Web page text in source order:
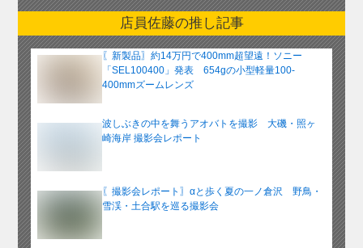
ー
カ
イ
ブ
店員佐藤の推し記事
〖新製品〗約14万円で400mm超望遠！ソニー
「SEL100400」発表 654gの小型軽量100-
400mmズームレンズ
波しぶきの中を舞うアオバトを撮影 大磯・照ヶ
崎海岸 撮影会レポート
〖撮影会レポート〗αと歩く夏の一ノ倉沢 野鳥・
雪渓・土合駅を巡る撮影会